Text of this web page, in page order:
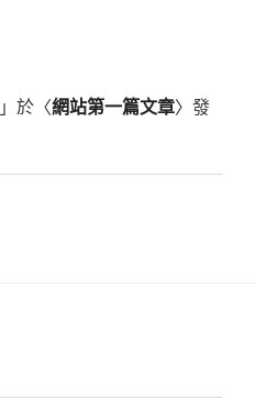
」於〈網站第一篇文章〉發